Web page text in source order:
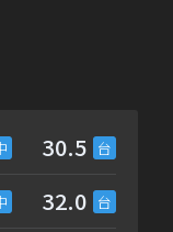
30.5
32.0